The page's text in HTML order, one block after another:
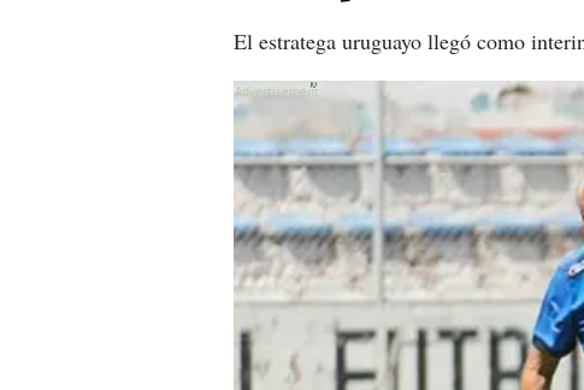
El estratega uruguayo llegó como
X